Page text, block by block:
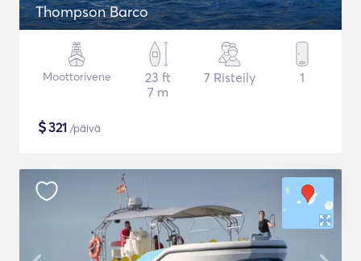
Thompson Barco
Moottorivene
23 ft
7 m
7 Risteily 1
$321 /päivä